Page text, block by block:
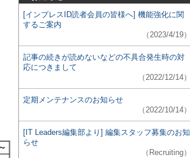
[インプレスID読者会員の皆様へ] 機能強化に関
するご案内
（2023/4/19）
記事の続きが読めないなどの不具合発生時の対
応につきまして
（2022/12/14）
定期メンテナンスのお知らせ
（2022/10/14）
[IT Leaders編集部より] 編集スタッフ募集のお知
らせ
（Recruiting）